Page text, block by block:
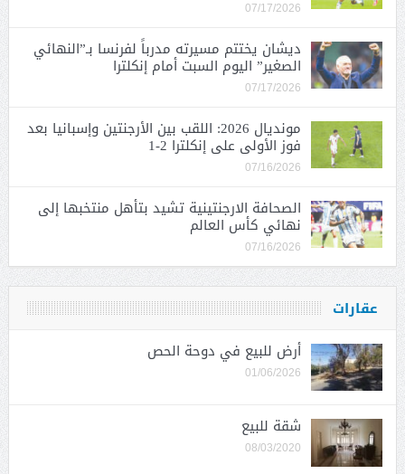
07/17/2026
ديشان يختتم مسيرته مدرباً لفرنسا بـ”النهائي
الصغير” اليوم السبت أمام إنكلترا
07/17/2026
مونديال 2026: اللقب بين الأرجنتين وإسبانيا بعد
فوز الأولى على إنكلترا 2-1
07/16/2026
الصحافة الارجنتينية تشيد بتأهل منتخبها إلى
نهائي كأس العالم
07/16/2026
عقارات
أرض للبيع في دوحة الحص
01/06/2026
شقة للبيع
08/03/2020